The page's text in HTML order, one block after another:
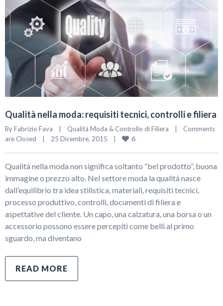
Qualità nella moda: requisiti tecnici, controlli e filiera
By Fabrizio Fava Qualità Moda & Controllo di Filiera
Comments
are Closed
25 Dicembre, 2015 6
Qualità nella moda non significa soltanto “bel prodotto”, buona
immagine o prezzo alto. Nel settore moda la qualità nasce
dall’equilibrio tra idea stilistica, materiali, requisiti tecnici,
processo produttivo, controlli, documenti di filiera e
aspettative del cliente. Un capo, una calzatura, una borsa o un
accessorio possono essere percepiti come belli al primo
sguardo, ma diventano
READ MORE